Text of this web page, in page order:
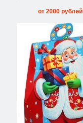
от 2000 рублей